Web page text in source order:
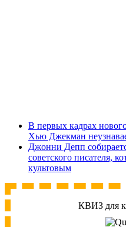
В первых кадрах
Хью Джекман
Джонни Депп
советского писателя,
культовым
КВИЗ для